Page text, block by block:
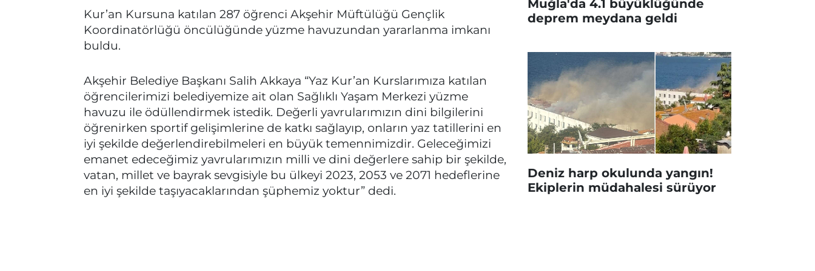
Kur’an Kursuna katılan 287 öğrenci Akşehir Müftülüğü Gençlik
Koordinatörlüğü öncülüğünde yüzme havuzundan yararlanma imkanı
buldu.
Akşehir Belediye Başkanı Salih Akkaya “Yaz Kur’an Kurslarımıza katılan
öğrencilerimizi belediyemize ait olan Sağlıklı Yaşam Merkezi yüzme
havuzu ile ödüllendirmek istedik. Değerli yavrularımızın dini bilgilerini
öğrenirken sportif gelişimlerine de katkı sağlayıp, onların yaz tatillerini en
iyi şekilde değerlendirebilmeleri en büyük temennimizdir. Geleceğimizi
emanet edeceğimiz yavrularımızın milli ve dini değerlere sahip bir şekilde,
vatan, millet ve bayrak sevgisiyle bu ülkeyi 2023, 2053 ve 2071 hedeflerine
en iyi şekilde taşıyacaklarından şüphemiz yoktur” dedi.
Muğla'da 4.1 büyüklüğünde
deprem meydana geldi
Deniz harp okulunda yangın!
Ekiplerin müdahalesi sürüyor